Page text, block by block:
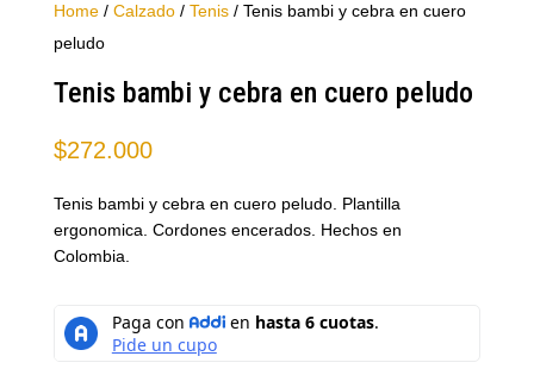
Home/ Calzado/ Tenis/ Tenis bambi y cebra en cuero
peludo
Tenis bambi y cebra en cuero peludo
$272.000
Tenis bambi y cebra en cuero peludo. Plantilla
ergonomica. Cordones encerados. Hechos en
Colombia.